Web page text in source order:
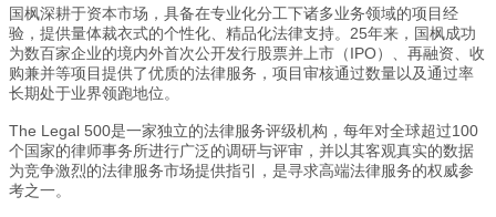
国枫深耕于资本市场，具备在专业化分工下诸多业务领域的项目经
验，提供量体裁衣式的个性化、精品化法律支持。25年来，国枫成功
为数百家企业的境内外首次公开发行股票并上市（IPO）、再融资、收
购兼并等项目提供了优质的法律服务，项目审核通过数量以及通过率
长期处于业界领跑地位。
The Legal 500是一家独立的法律服务评级机构，每年对全球超过100
个国家的律师事务所进行广泛的调研与评审，并以其客观真实的数据
为竞争激烈的法律服务市场提供指引，是寻求高端法律服务的权威参
考之一。